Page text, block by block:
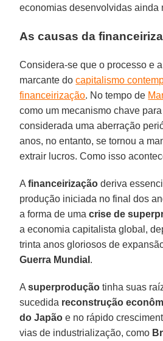
economias desenvolvidas ainda
As causas da
Considera-se que o processo e
marcante docapitalismo
financeirização. No tempo de
como um mecanismo chave
considerada uma aberração
anos, no entanto, se tornou a
extrair lucros. Como isso
Afinanceirização deriva
produção iniciada no final dos
a forma de umacrise de
a economia capitalista global,
trinta anos gloriosos de
Guerra Mundial .
Asuperprodução tinha suas
sucedida reconstrução
do Japão e no rápido
vias de industrialização, como